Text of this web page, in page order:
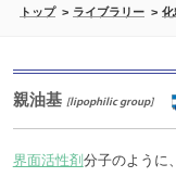
トップ ライブラリー 化
親油基 [lipophilic group]
界面活性剤 分子のように